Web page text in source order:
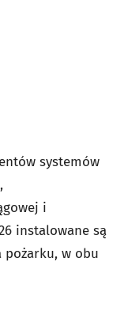
systemów
i
instalowane są
pożarku, w obu